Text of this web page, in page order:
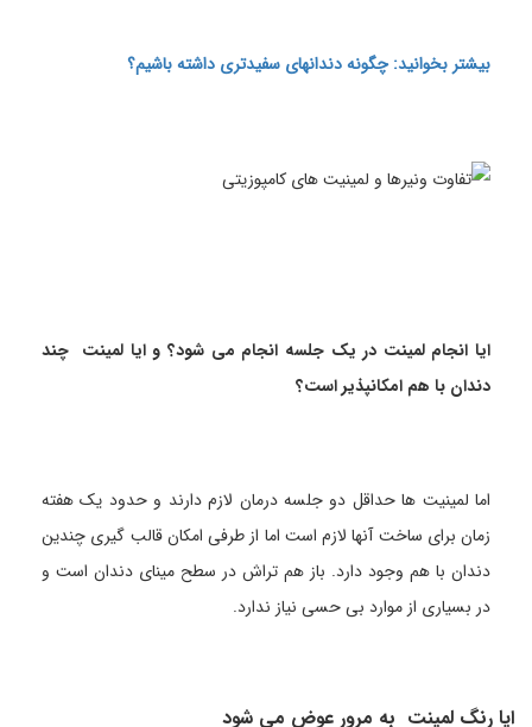
بیشتر بخوانید: چگونه دندانهای سفیدتری داشته باشیم؟
ایا انجام لمینت در یک جلسه انجام می شود؟ و ایا لمینت چند
دندان با هم امکانپذیر است؟
اما لمینیت ها حداقل دو جلسه درمان لازم دارند و حدود یک هفته
زمان برای ساخت آنها لازم است اما از طرفی امکان قالب گیری چندین
دندان با هم وجود دارد. باز هم تراش در سطح مینای دندان است و
در بسیاری از موارد بی حسی نیاز ندارد.
ایا رنگ لمینت به مرور عوض می شود